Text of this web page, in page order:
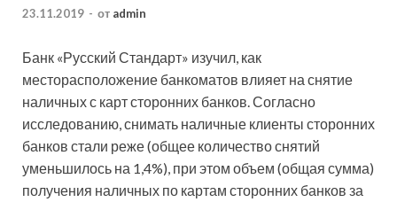
23.11.2019 - от admin
Банк «Русский Стандарт» изучил, как
месторасположение банкоматов влияет на снятие
наличных с карт сторонних банков. Согласно
исследованию, снимать наличные клиенты сторонних
банков стали реже (общее количество снятий
уменьшилось на 1,4%), при этом объем (общая сумма)
получения наличных по картам сторонних банков за